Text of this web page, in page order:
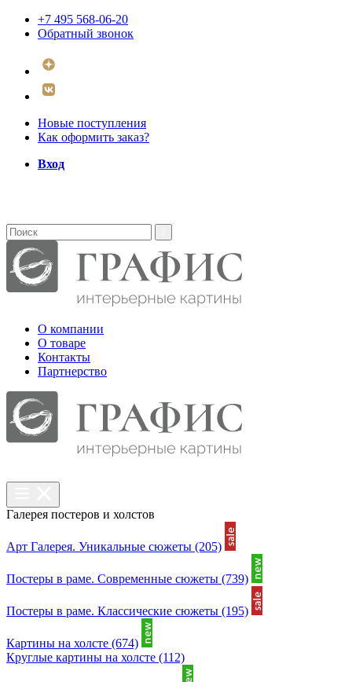
+7 495 568-06-20
Обратный звонок
Новые поступления
Как оформить заказ?
Вход
О компании
О товаре
Контакты
Партнерcтво
Галерея постеров и холстов
Арт Галерея. Уникальные сюжеты (205)
Постеры в раме. Современные сюжеты (739)
Постеры в раме. Классические сюжеты (195)
Картины на холсте (674)
Круглые картины на холсте (112)